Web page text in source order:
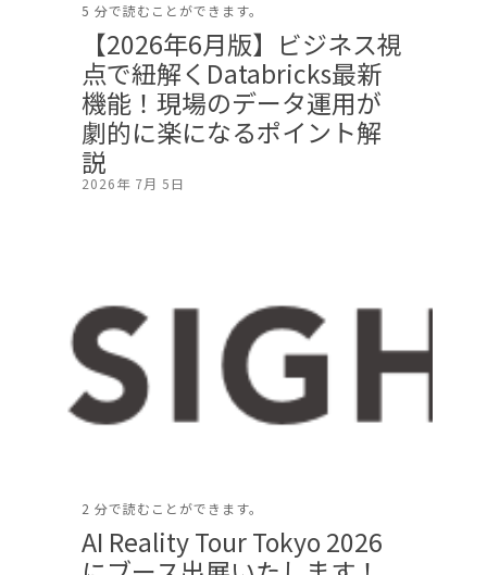
5 分で読むことができます。
【2026年6月版】ビジネス視
点で紐解くDatabricks最新
機能！現場のデータ運用が
劇的に楽になるポイント解
説
2026年 7月 5日
2 分で読むことができます。
AI Reality Tour Tokyo 2026